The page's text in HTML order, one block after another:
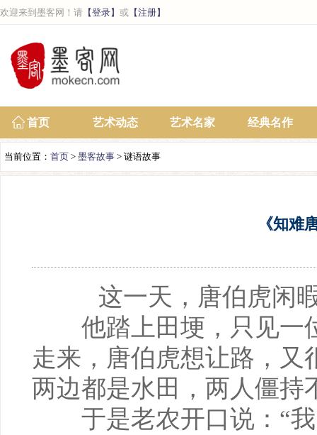
欢迎来到墨客网！请 【登录】 或 【注册】
首页 艺术动态 艺术名家 经典名作
当前位置： 首页 > 墨客故事 > 谜语故事
《知难
这一天，唐伯虎闲暇
他踏上田埂，只见一
走来，唐伯虎想让路，又
两边都是水田，两人僵持
于是老农开口说：“我